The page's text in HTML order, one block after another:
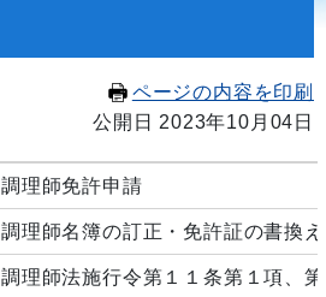
ページの内容を印刷
公開日 2023年10月04日
調理師免許申請
調理師名簿の訂正・免許証の書換
調理師法施行令第１１条第１項、